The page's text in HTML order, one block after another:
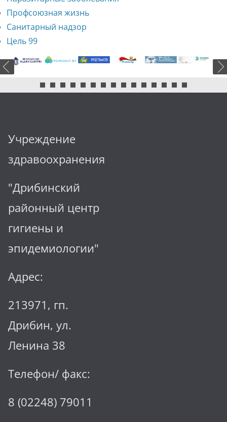
Профсоюзная жизнь
Санитарный надзор
Цель 99
Учреждение
здравоохранения
"Дрибинский
районный центр
гигиены и
эпидемиологии"
Адрес:
213971, гп.
Дрибин, ул.
Ленина 38
Телефон/ факс:
8 (02248) 79011